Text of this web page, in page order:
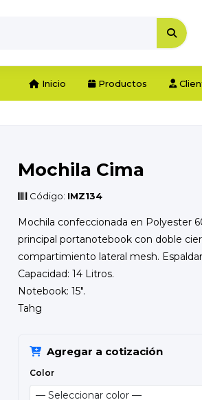
Inicio Productos
Mochila Cima
Código: IMZ134
Mochila confeccionada en Polyester
principal portanotebook con doble
compartimiento lateral mesh.
Capacidad: 14 Litros.
Notebook: 15".
Tahg
Agregar a cotización
Color